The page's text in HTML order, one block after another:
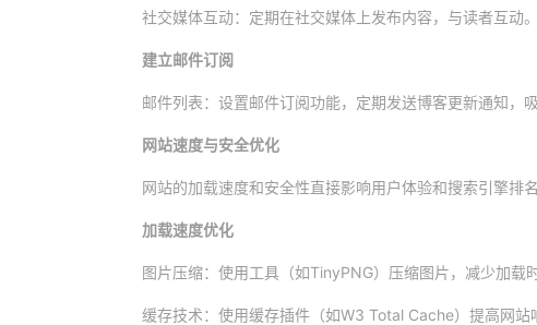
社交媒体互动：定期在社交媒体上发布内容，与读者互动。
建立邮件订阅
邮件列表：设置邮件订阅功能，定期发送博客更新通知，吸
网站速度与安全优化
网站的加载速度和安全性直接影响用户体验和搜索引擎排名
加载速度优化
图片压缩：使用工具（如TinyPNG）压缩图片，减少加载时
缓存技术：使用缓存插件（如W3 Total Cache）提高网站